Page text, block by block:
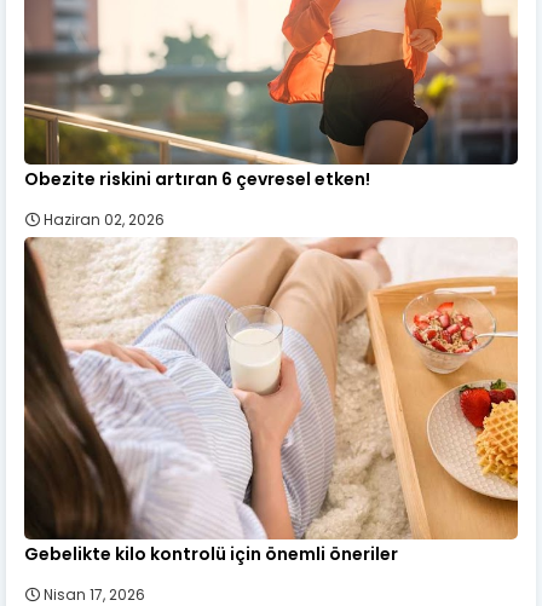
Obezite riskini artıran 6 çevresel etken!
Haziran 02, 2026
Gebelikte kilo kontrolü için önemli öneriler
Nisan 17, 2026